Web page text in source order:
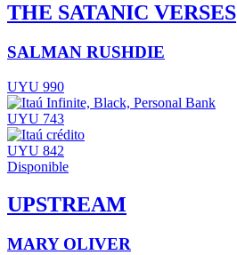
THE SATANIC VERSES
SALMAN RUSHDIE
UYU 990
UYU 743
UYU 842
Disponible
UPSTREAM
MARY OLIVER